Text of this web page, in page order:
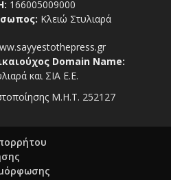
166005009000
Κλειώ Στυλιαρά
Domain Name:
και ΣΙΑ Ε.Ε.
Μ.Η.Τ. 252127